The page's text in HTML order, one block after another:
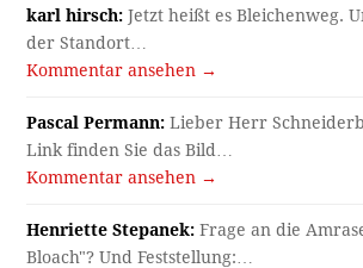
karl hirsch: Jetzt heißt es Bleichenweg.
der Standort…
Kommentar ansehen →
Pascal Permann: Lieber Herr
Link finden Sie das Bild…
Kommentar ansehen →
Henriette Stepanek: Frage an die
Bloach"? Und Feststellung:…